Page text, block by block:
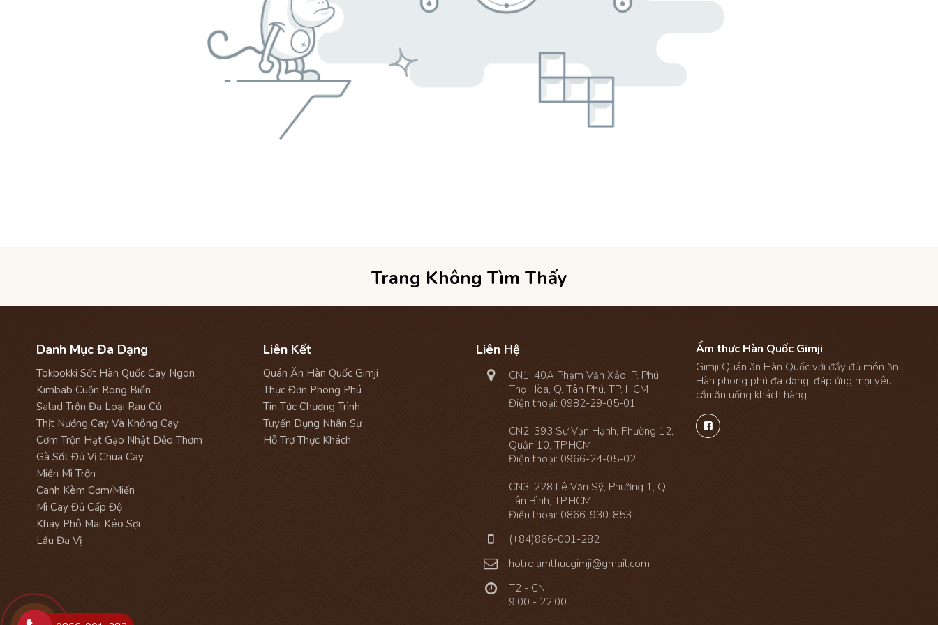
Trang Không Tìm Thấy
Danh Mục Đa Dạng
Tokbokki Sốt Hàn Quốc Cay Ngon
Kimbab Cuộn Rong Biển
Salad Trộn Đa Loại Rau Củ
Thịt Nướng Cay Và Không Cay
Cơm Trộn Hạt Gạo Nhật Dẻo Thơm
Gà Sốt Đủ Vị Chua Cay
Miến Mì Trộn
Canh Kèm Cơm/Miến
Mì Cay Đủ Cấp Độ
Khay Phô Mai Kéo Sợi
Lẩu Đa Vị
Liên Kết
Quán Ăn Hàn Quốc Gimji
Thực Đơn Phong Phú
Tin Tức Chương Trình
Tuyển Dụng Nhân Sự
Hỗ Trợ Thực Khách
Liên Hệ

CN1: 40A Phạm Văn Xảo, P. Phú
Thọ Hòa, Q. Tân Phú, TP. HCM
Điện thoại: 0982-29-05-01
CN2: 393 Sư Vạn Hạnh, Phường 12,
Quận 10, TP.HCM
Điện thoại: 0966-24-05-02
CN3: 228 Lê Văn Sỹ, Phường 1, Q.
Tân Bình, TP.HCM
Điện thoại: 0866-930-853

(+84)866-001-282

hotro.amthucgimji@gmail.com

T2 - CN
9:00 - 22:00
Ẩm thực Hàn Quốc Gimji
Gimji Quán ăn Hàn Quốc với đầy đủ món ăn
Hàn phong phú đa dạng, đáp ứng mọi yêu
cầu ăn uống khách hàng.
